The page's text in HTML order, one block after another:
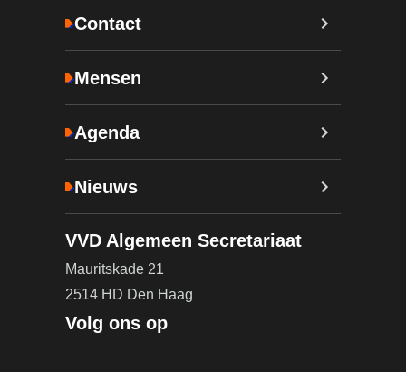
Contact
Mensen
Agenda
Nieuws
VVD Algemeen Secretariaat
Mauritskade 21
2514 HD Den Haag
Volg ons op